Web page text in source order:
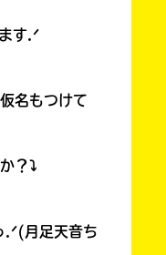
す.ᐟ
名もつけて
？⤵︎
月足天音ち